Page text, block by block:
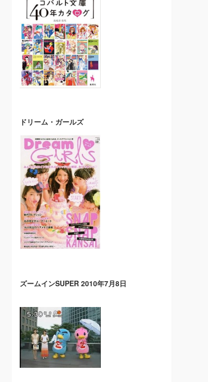
ドリーム・ガールズ
ズームインSUPER 2010年7月8日